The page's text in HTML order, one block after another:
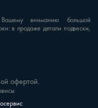
Вашему вниманию большой
в продаже детали подвески,
офертой.